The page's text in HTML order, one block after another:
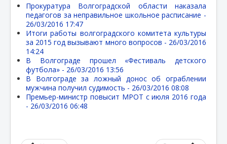
Прокуратура Волгоградской области наказала
педагогов за неправильное школьное расписание -
26/03/2016 17:47
Итоги работы волгоградского комитета культуры
за 2015 год вызывают много вопросов - 26/03/2016
14:24
В Волгограде прошел «Фестиваль детского
футбола» - 26/03/2016 13:56
В Волгограде за ложный донос об ограблении
мужчина получил судимость - 26/03/2016 08:08
Премьер-министр повысит МРОТ с июля 2016 года
- 26/03/2016 06:48